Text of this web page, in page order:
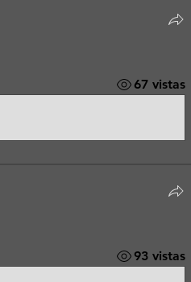
67 vistas
93 vistas